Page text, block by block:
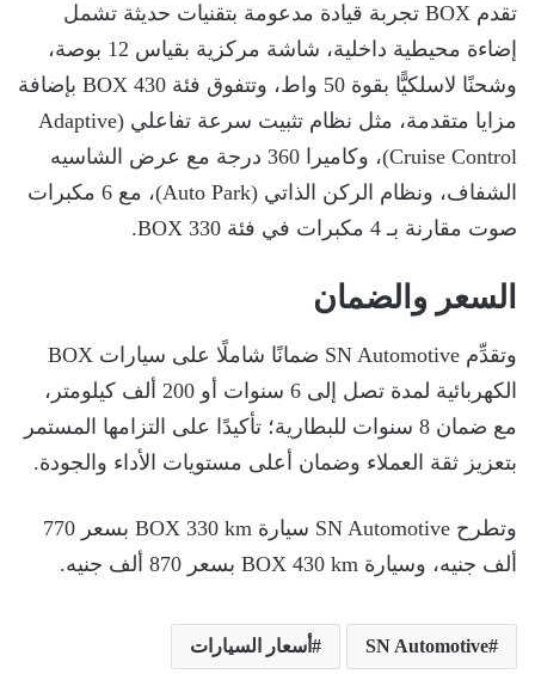
تقدم BOX تجربة قيادة مدعومة بتقنيات حديثة تشمل
إضاءة محيطية داخلية، شاشة مركزية بقياس 12 بوصة،
وشحنًا لاسلكيًّا بقوة 50 واط، وتتفوق فئة BOX 430 بإضافة
مزايا متقدمة، مثل نظام تثبيت سرعة تفاعلي (Adaptive
Cruise Control)، وكاميرا 360 درجة مع عرض الشاسيه
الشفاف، ونظام الركن الذاتي (Auto Park)، مع 6 مكبرات
صوت مقارنة بـ 4 مكبرات في فئة BOX 330.
السعر والضمان
وتقدِّم SN Automotive ضمانًا شاملًا على سيارات BOX
الكهربائية لمدة تصل إلى 6 سنوات أو 200 ألف كيلومتر،
مع ضمان 8 سنوات للبطارية؛ تأكيدًا على التزامها المستمر
بتعزيز ثقة العملاء وضمان أعلى مستويات الأداء والجودة.
وتطرح SN Automotive سيارة BOX 330 km بسعر 770
ألف جنيه، وسيارة BOX 430 km بسعر 870 ألف جنيه.
SN Automotive أسعار السيارات